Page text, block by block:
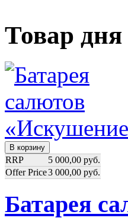
Товар
RRP
5 000,00 руб.
Offer Price3 000,00 руб.
Батарея